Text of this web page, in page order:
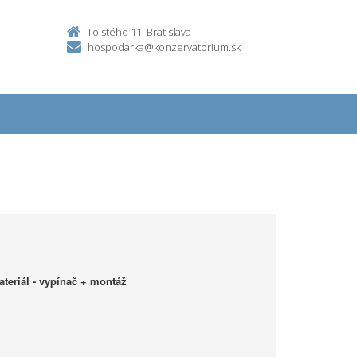
Tolstého 11, Bratislava
hospodarka@konzervatorium.sk
- vypínač + montáž